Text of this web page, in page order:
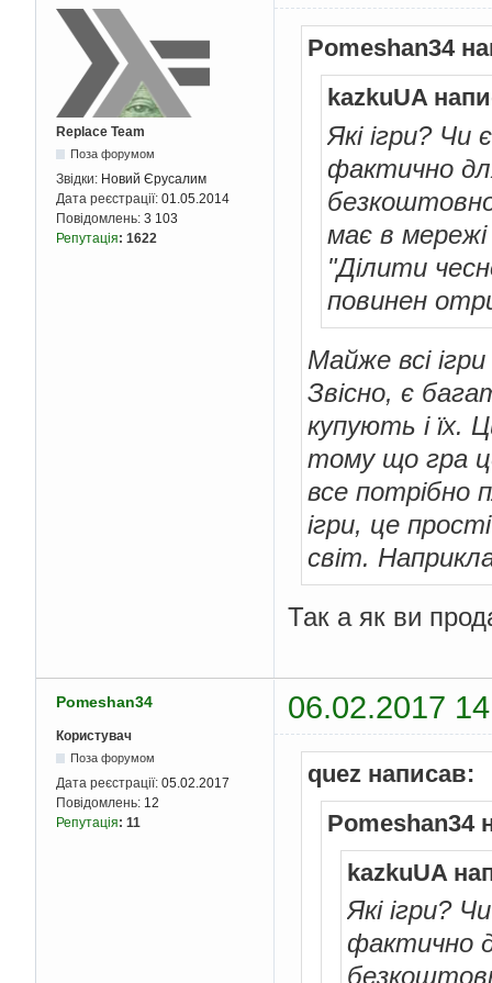
Replace Team
Поза форумом
Звідки: Новий Єрусалим
Дата реєстрації: 01.05.2014
Повідомлень: 3 103
Репутація: 1622
Pomeshan34
kazkuUA
Які ігри? Чи
фактично
має в мережі
"Ділити
повинен
Майже всі
Звісно, є
купують і їх.
тому що гра
все потрібно
ігри, це
світ.
Так а як ви
Pomeshan34 06.02.2017
Користувач
Поза форумом
Дата реєстрації: 05.02.2017
Повідомлень: 12
Репутація: 11
quez написав:
Pomeshan34
kazkuUA
Які ігри?
фактично